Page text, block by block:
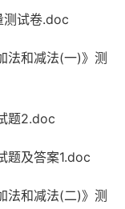
测试卷.doc
法和减法(一)》测
题2.doc
题及答案1.doc
法和减法(二)》测